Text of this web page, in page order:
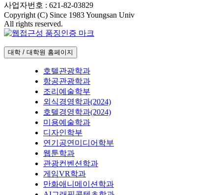
사업자번호 : 621-82-03829
Copyright (C) Since 1983 Youngsan Univ
All rights reserved.
대학 / 대학원 홈페이지
호텔관광학과
항공관광학과
조리예술학부
외식경영학과(2024)
호텔경영학과(2024)
미용예술학과
디자인학부
연기공연미디어학부
웹툰학과
관광컨벤션학과
게임VR학과
만화애니메이션학과